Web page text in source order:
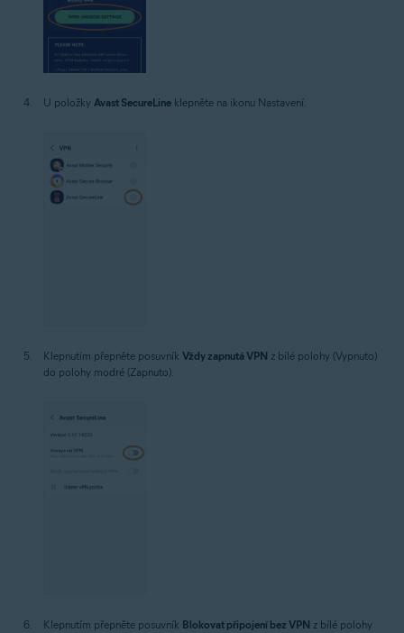
U položky Avast SecureLine klepněte na ikonu Nastavení.
Klepnutím přepněte posuvník Vždy zapnutá VPN z bílé polohy (Vypnuto)
do polohy modré (Zapnuto).
Klepnutím přepněte posuvník Blokovat připojení bez VPN z bílé polohy